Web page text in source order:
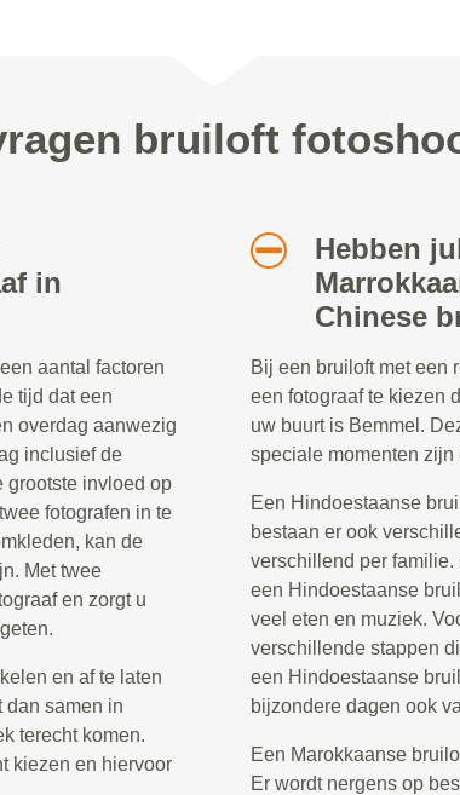
bruiloft
in
aantal factoren
tijd dat een
overdag aanwezig
inclusief de
grootste invloed op
fotografen in te
kan de
Met twee
en zorgt u
en af te laten
dan samen in
terecht komen.
kiezen en hiervoor
Hebben
Chinese
Bij een bruiloft met een
een fotograaf te kiezen
uw buurt is Bemmel.
speciale momenten zijn
Een Hindoestaanse
bestaan er ook
verschillend per
een Hindoestaanse
veel eten en muziek.
verschillende stappen
een Hindoestaanse
bijzondere dagen ook
Een Marokkaanse
Er wordt nergens op